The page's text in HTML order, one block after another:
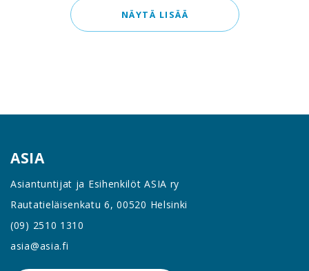
NÄYTÄ LISÄÄ
ASIA
Asiantuntijat ja Esihenkilöt ASIA ry
Rautatieläisenkatu 6, 00520 Helsinki
(09) 2510 1310
asia@asia.fi